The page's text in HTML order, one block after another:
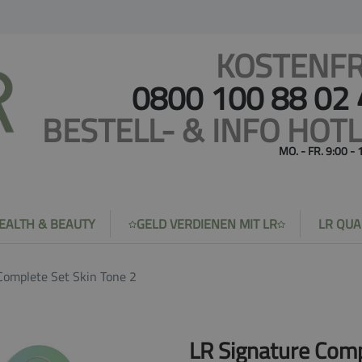
0800 100 88 02
BESTELL- & INFOMO. - FR. 9:00 -
& BEAUTY GELD VERDIENEN MIT LR LR
Set Skin Tone 2
LR Signature